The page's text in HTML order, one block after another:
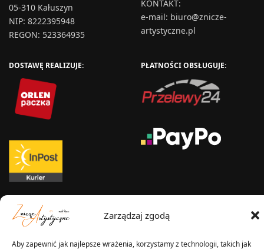
Zarządzaj zgodą
Aby zapewnić jak najlepsze wrażenia, korzystamy z technologii, takich jak
05-310 Kałuszyn
NIP: 8222395948
REGON: 523364935
KONTAKT:
e-mail: biuro@znicze-
artystyczne.pl
DOSTAWĘ REALIZUJE: PŁATNOŚCI OBSŁUGUJE:
WYSYŁKA W: